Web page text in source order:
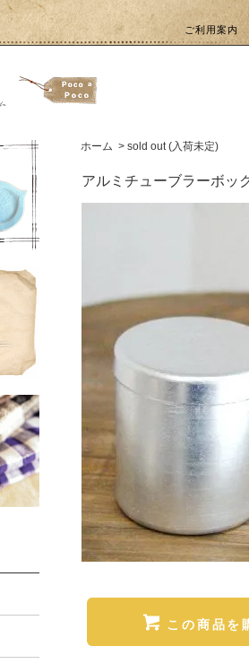
ご利用案内
ホーム > sold out (入荷未定)
アルミチューブラーボッ
この商品を